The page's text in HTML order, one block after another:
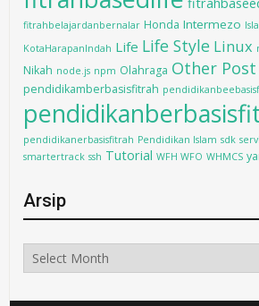
fitrahbelajardanbernalar Honda Intermezo
KotaHarapanIndah Life Life Style Linux
Nikah node.js npm Olahraga Other Post
pendidikamberbasisfitrah
pendidikanerbasisfitrah Pendidikan Islam sdk
smartertrack ssh Tutorial WFH WFO WHMCS
Arsip
Arsip